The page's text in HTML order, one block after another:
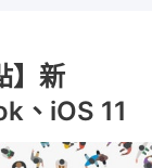
】新
、iOS 11